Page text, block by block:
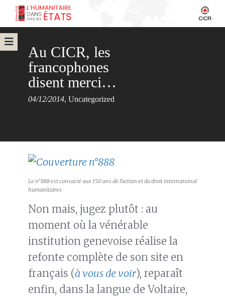
Au CICR, les
francophones
disent merci…
04/12/2014, Uncategorized
Le n°888 est consacré aux 150 ans de l’action et du droit international
humanitaires
Non mais, jugez plutôt : au
moment où la vénérable
institution genevoise réalise la
refonte complète de son site en
français (à vous de voir), reparaît
enfin, dans la langue de Voltaire,